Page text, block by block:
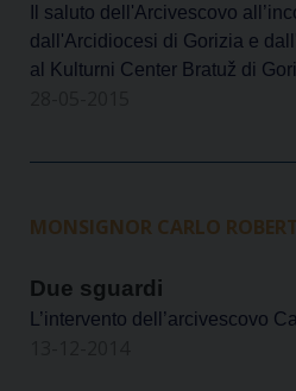
Il saluto dell'Arcivescovo
dall'Arcidiocesi di Gorizia e
al Kulturni Center Bratuž di
MONSIGNOR CARLO
Due sguardi
L’intervento dell’arcivescovo